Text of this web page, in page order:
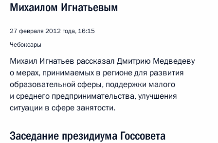
Михаилом Игнатьевым
27 февраля 2012 года, 16:15
Чебоксары
Михаил Игнатьев рассказал Дмитрию Медведеву
о мерах, принимаемых в регионе для развития
образовательной сферы, поддержки малого
и среднего предпринимательства, улучшения
ситуации в сфере занятости.
Заседание президиума Госсовета